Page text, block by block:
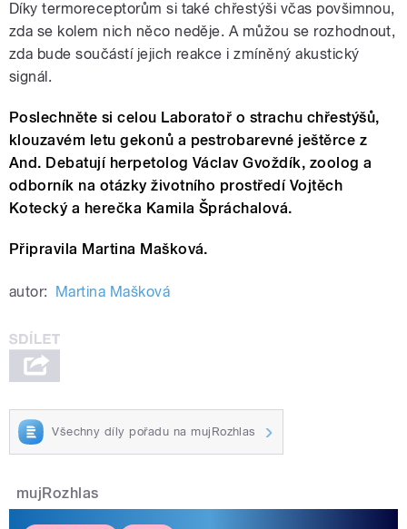
Díky termoreceptorům si také chřestýši včas povšimnou,
zda se kolem nich něco neděje. A můžou se rozhodnout,
zda bude součástí jejich reakce i zmíněný akustický
signál.
Poslechněte si celou Laboratoř o strachu chřestýšů,
klouzavém letu gekonů a pestrobarevné ještěrce z
And. Debatují herpetolog Václav Gvoždík, zoolog a
odborník na otázky životního prostředí Vojtěch
Kotecký a herečka Kamila Špráchalová.
Připravila Martina Mašková.
autor: Martina Mašková
Všechny díly pořadu na mujRozhlas
mujRozhlas